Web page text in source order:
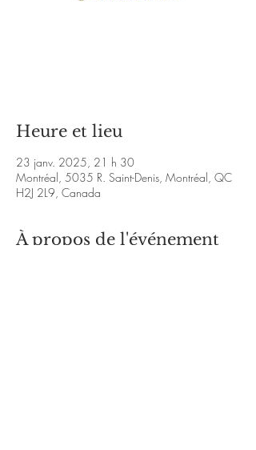
Heure et lieu
23 janv. 2025, 21 h 30
Montréal, 5035 R. Saint-Denis, Montréal, QC
H2J 2L9, Canada
À propos de l'événement